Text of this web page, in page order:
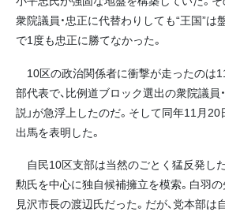
衆院議員・忠正に代替わりしても“王国”は
で1度も忠正に勝てなかった。
10区の政治関係者に衝撃が走ったのは
部代表で、比例道ブロック選出の衆院議員
説」が急浮上したのだ。そして同年11月
出馬を表明した。
自民10区支部は当然のごとく猛反発し
勲氏を中心に独自候補擁立を模索。白羽
見沢市長の渡辺氏だった。だが、党本部